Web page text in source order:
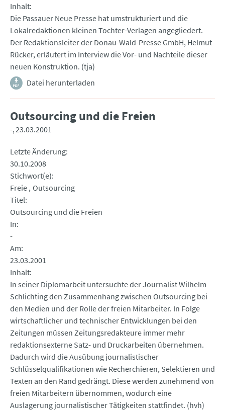
Inhalt
Die Passauer Neue Presse hat umstrukturiert und die
Lokalredaktionen kleinen Tochter-Verlagen angegliedert.
Der Redaktionsleiter der Donau-Wald-Presse GmbH, Helmut
Rücker, erläutert im Interview die Vor- und Nachteile dieser
neuen Konstruktion. (tja)
Datei herunterladen
Outsourcing und die Freien
- 23.03.2001
Letzte Änderung
30.10.2008
Stichwort(e)
Freie Outsourcing
Titel
Outsourcing und die Freien
In
-
Am
23.03.2001
Inhalt
In seiner Diplomarbeit untersuchte der Journalist Wilhelm
Schlichting den Zusammenhang zwischen Outsourcing bei
den Medien und der Rolle der freien Mitarbeiter. In Folge
wirtschaftlicher und technischer Entwicklungen bei den
Zeitungen müssen Zeitungsredakteure immer mehr
redaktionsexterne Satz- und Druckarbeiten übernehmen.
Dadurch wird die Ausübung journalistischer
Schlüsselqualifikationen wie Recherchieren, Selektieren und
Texten an den Rand gedrängt. Diese werden zunehmend von
freien Mitarbeitern übernommen, wodurch eine
Auslagerung journalistischer Tätigkeiten stattfindet. (hvh)